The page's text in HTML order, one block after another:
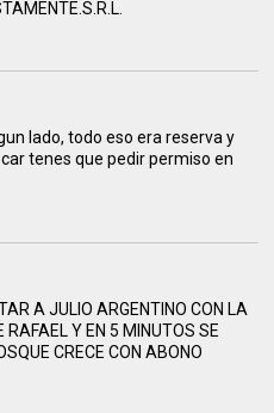
lado, todo eso era reserva y
tenes que pedir permiso en
A JULIO ARGENTINO CON LA
RAFAEL Y EN 5 MINUTOS SE
CRECE CON ABONO